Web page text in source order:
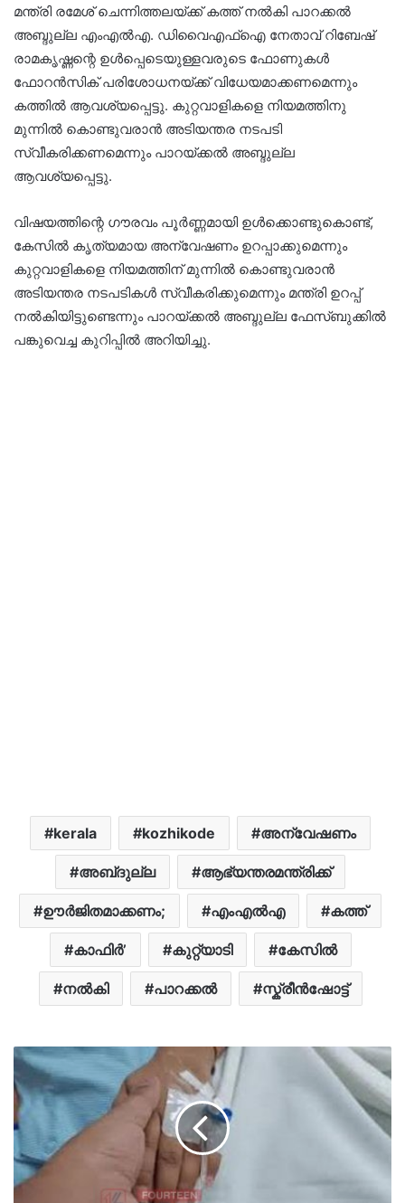
മന്ത്രി രമേശ് ചെന്നിത്തലയ്ക്ക് കത്ത് നൽകി പാറക്കൽ
അബ്ദുല്ല എംഎൽഎ. ഡിവൈഎഫ്ഐ നേതാവ് റിബേഷ്
രാമകൃഷ്ണന്റെ ഉൾപ്പെടെയുള്ളവരുടെ ഫോണുകൾ
ഫോറൻസിക് പരിശോധനയ്ക്ക് വിധേയമാക്കണമെന്നും
കത്തിൽ ആവശ്യപ്പെട്ടു. കുറ്റവാളികളെ നിയമത്തിനു
മുന്നിൽ കൊണ്ടുവരാൻ അടിയന്തര നടപടി
സ്വീകരിക്കണമെന്നും പാറയ്ക്കൽ അബ്ദുല്ല
ആവശ്യപ്പെട്ടു.
വിഷയത്തിന്റെ ഗൗരവം പൂർണ്ണമായി ഉൾക്കൊണ്ടുകൊണ്ട്,
കേസിൽ കൃത്യമായ അന്വേഷണം ഉറപ്പാക്കുമെന്നും
കുറ്റവാളികളെ നിയമത്തിന് മുന്നിൽ കൊണ്ടുവരാൻ
അടിയന്തര നടപടികൾ സ്വീകരിക്കുമെന്നും മന്ത്രി ഉറപ്പ്
നൽകിയിട്ടുണ്ടെന്നും പാറയ്ക്കൽ അബ്ദുല്ല ഫേസ്ബുക്കില്‍
പങ്കുവെച്ച കുറിപ്പില്‍ അറിയിച്ചു.
kerala kozhikode അന്വേഷണം
അബ്​ദുല്ല ആഭ്യന്തരമന്ത്രിക്ക്
ഊര്‍ജിതമാക്കണം; എംഎൽഎ കത്ത്
കാഫിര്‍’ കുറ്റ്യാടി കേസിൽ
നൽകി പാറക്കൽ സ്ക്രീൻഷോട്ട്